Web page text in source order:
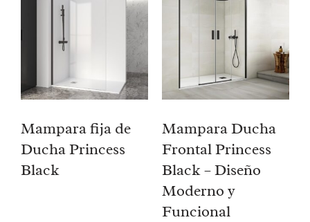
Mampara fija de
Ducha Princess
Black
Mampara Ducha
Frontal Princess
Black – Diseño
Moderno y
Funcional